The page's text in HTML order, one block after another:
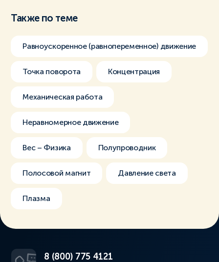
Также по теме
Равноускоренное (равнопеременное) движение
Точка поворота Концентрация
Механическая работа
Неравномерное движение
Вес – Физика Полупроводник
Полосовой магнит Давление света
Плазма
8 (800) 775 4121